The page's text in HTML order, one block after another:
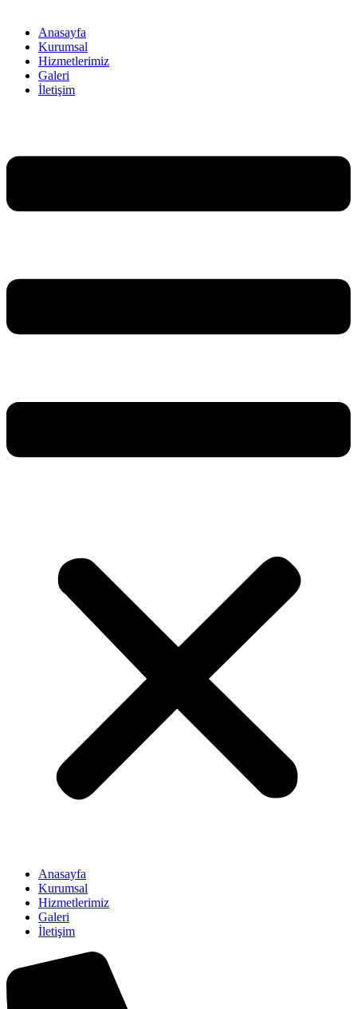
Anasayfa
Kurumsal
Hizmetlerimiz
Galeri
İletişim
Anasayfa
Kurumsal
Hizmetlerimiz
Galeri
İletişim